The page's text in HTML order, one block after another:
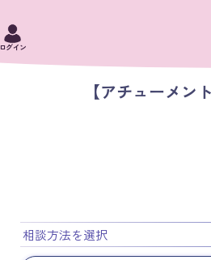
ログイン
【アチューメン
相談方法を選択